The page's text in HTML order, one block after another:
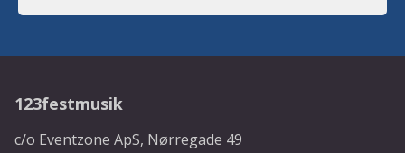
123festmusik
c/o Eventzone ApS, Nørregade 49